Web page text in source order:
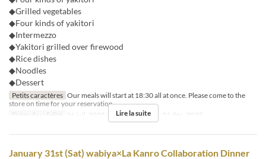
◆Grilled vegetables
◆Four kinds of yakitori
◆Intermezzo
◆Yakitori grilled over firewood
◆Rice dishes
◆Noodles
◆Dessert
Petits caractères Our meals will start at 18:30 all at once. Please come to the
store on time for your reservation.
Dates de validité
26 juil. 2025 ~ 30 jan., 01 fév. ~ 31 déc. 2027
Lire la suite
January 31st (Sat) wabiya×La Kanro Collaboration Dinner